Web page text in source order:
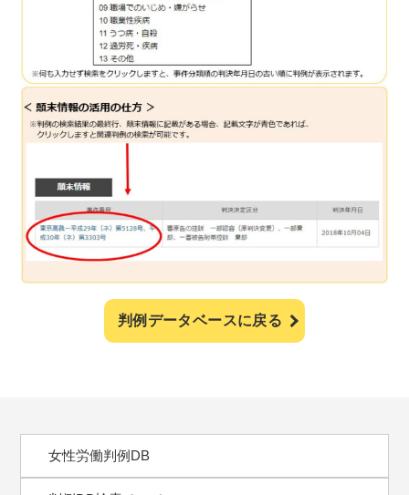
判例データベースに戻る
女性労働判例DB